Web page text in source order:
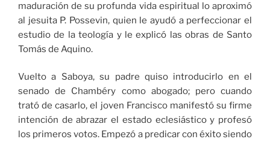
maduración de su profunda vida espiritual lo aproximó
al jesuita P. Possevin, quien le ayudó a perfeccionar el
estudio de la teología y le explicó las obras de Santo
Tomás de Aquino.
Vuelto a Saboya, su padre quiso introducirlo en el
senado de Chambéry como abogado; pero cuando
trató de casarlo, el joven Francisco manifestó su firme
intención de abrazar el estado eclesiástico y profesó
los primeros votos. Empezó a predicar con éxito siendo